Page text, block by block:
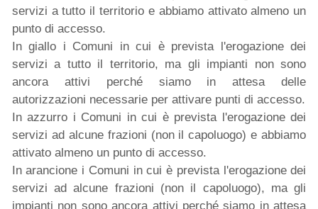
servizi a tutto il territorio e abbiamo attivato almeno un
punto di accesso.
In giallo i Comuni in cui è prevista l'erogazione dei
servizi a tutto il territorio, ma gli impianti non sono
ancora attivi perché siamo in attesa delle
autorizzazioni necessarie per attivare punti di accesso.
In azzurro i Comuni in cui è prevista l'erogazione dei
servizi ad alcune frazioni (non il capoluogo) e abbiamo
attivato almeno un punto di accesso.
In arancione i Comuni in cui è prevista l'erogazione dei
servizi ad alcune frazioni (non il capoluogo), ma gli
impianti non sono ancora attivi perché siamo in attesa